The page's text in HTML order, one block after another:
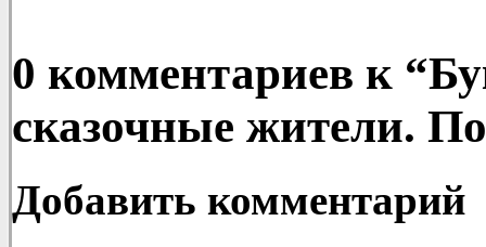
0 комментариев к “
сказочные жители.
Добавить комментарий